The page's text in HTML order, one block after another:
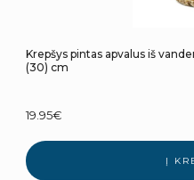
Krepšys pintas apvalus iš
(30) cm
19.95€
Į